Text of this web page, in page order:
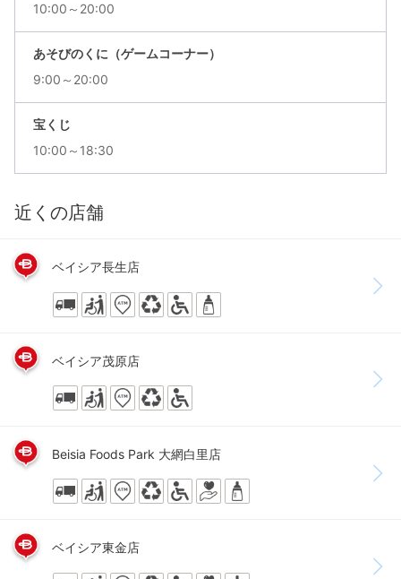
10:00～20:00
あそびのくに（ゲームコーナー）
9:00～20:00
宝くじ
10:00～18:30
近くの店舗
ベイシア長生店
ベイシア茂原店
Beisia Foods Park 大網白里店
ベイシア東金店